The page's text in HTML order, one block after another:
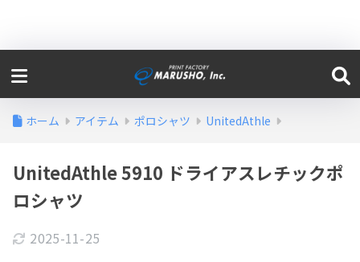
ホーム アイテム ポロシャツ UnitedAthle
UnitedAthle 5910 ドライアスレチックポ
ロシャツ
2025-11-25